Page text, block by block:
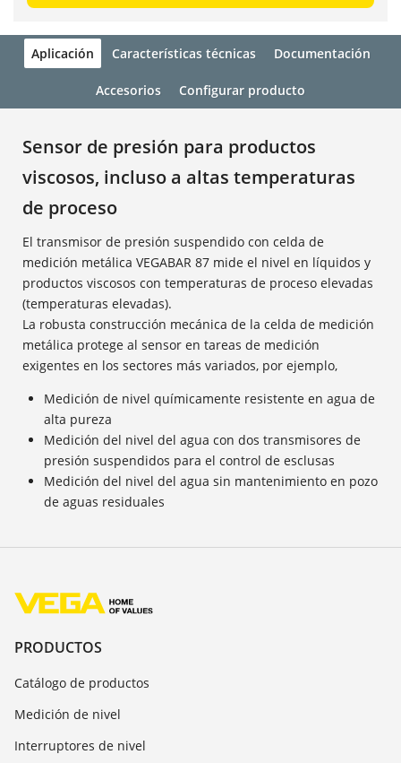
Aplicación Características técnicas Documentación
Accesorios Configurar producto
Sensor de presión para productos
viscosos, incluso a altas temperaturas
de proceso
El transmisor de presión suspendido con celda de
medición metálica VEGABAR 87 mide el nivel en líquidos y
productos viscosos con temperaturas de proceso elevadas
(temperaturas elevadas).
La robusta construcción mecánica de la celda de medición
metálica protege al sensor en tareas de medición
exigentes en los sectores más variados, por ejemplo,
Medición de nivel químicamente resistente en agua de
alta pureza
Medición del nivel del agua con dos transmisores de
presión suspendidos para el control de esclusas
Medición del nivel del agua sin mantenimiento en pozo
de aguas residuales
PRODUCTOS
Catálogo de productos
Medición de nivel
Interruptores de nivel